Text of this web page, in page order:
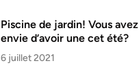
Piscine de jardin! Vous avez
envie d’avoir une cet été?
6 juillet 2021